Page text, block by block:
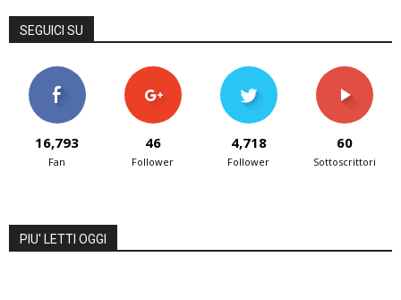
SEGUICI SU
16,793
Fan
46
Follower
4,718
Follower
60
Sottoscrittori
PIU' LETTI OGGI